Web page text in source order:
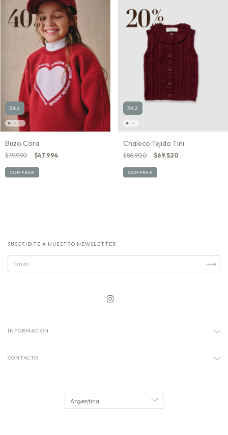
3X2
Buzo Cora
$79.990 $47.994
COMPRAR
3X2
Chaleco Tejido Tini
$86.900 $69.520
COMPRAR
SUSCRIBITE A NUESTRO NEWSLETTER
INFORMACIÓN
CONTACTO